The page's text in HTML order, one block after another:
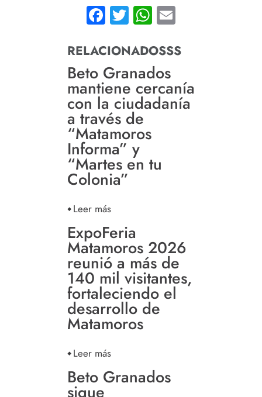
Facebook
TwitterWhatsApp
RELACIONADOSSS
Beto Granados
mantiene cercanía
con la ciudadanía
a través de
“Matamoros
Informa” y
“Martes en tu
Colonia”
Leer más
ExpoFeria
Matamoros 2026
reunió a más de
140 mil visitantes,
fortaleciendo el
desarrollo de
Matamoros
Leer más
Beto Granados
sigue